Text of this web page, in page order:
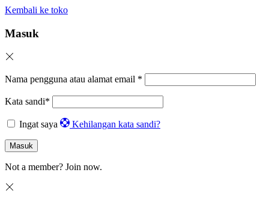
Kembali ke toko
Masuk
Nama pengguna atau alamat email *
Kata sandi*
Ingat saya Kehilangan kata sandi?
Masuk
Not a member? Join now.